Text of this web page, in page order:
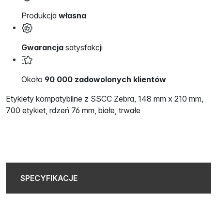
Produkcja własna
Gwarancja satysfakcji
Około 90 000 zadowolonych klientów
Etykiety kompatybilne z SSCC Zebra, 148 mm x 210 mm,
700 etykiet, rdzeń 76 mm, białe, trwałe
SPECYFIKACJE